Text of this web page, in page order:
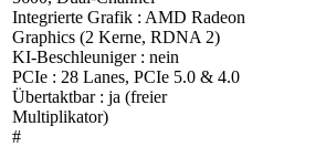
Integrierte Grafik : AMD Radeon
Graphics (2 Kerne, RDNA 2)
KI-Beschleuniger : nein
PCIe : 28 Lanes, PCIe 5.0 & 4.0
Übertaktbar : ja (freier
Multiplikator)
#